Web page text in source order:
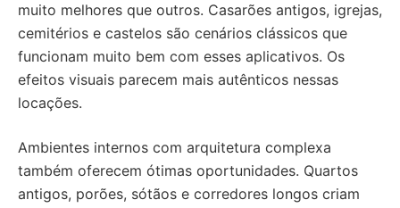
muito melhores que outros. Casarões antigos, igrejas,
cemitérios e castelos são cenários clássicos que
funcionam muito bem com esses aplicativos. Os
efeitos visuais parecem mais autênticos nessas
locações.
Ambientes internos com arquitetura complexa
também oferecem ótimas oportunidades. Quartos
antigos, porões, sótãos e corredores longos criam